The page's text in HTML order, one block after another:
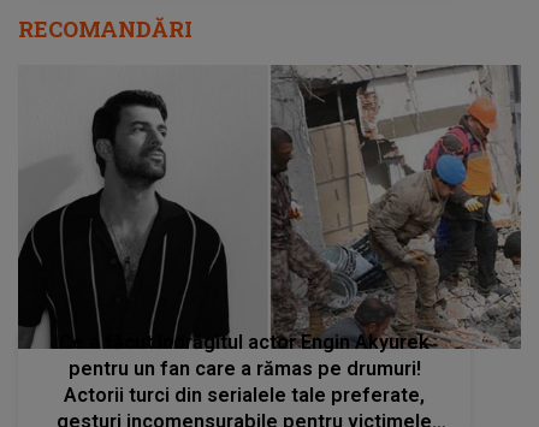
Ce a făcut îndrăgitul actor Engin Akyurek
pentru un fan care a rămas pe drumuri!
Actorii turci din serialele tale preferate,
gesturi incomensurabile pentru victimele
cutremurului din Turcia